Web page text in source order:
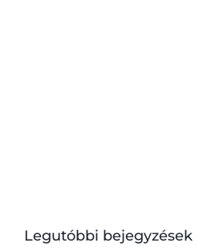
Legutóbbi bejegyzések